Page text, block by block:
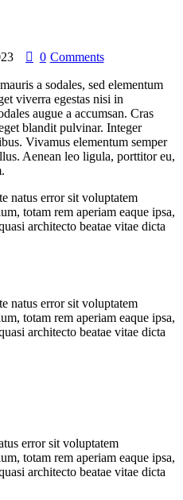
0 Comments
a sodales, sed elementum
viverra egestas nisi in
augue a accumsan. Cras
blandit pulvinar. Integer
Vivamus elementum semper
Aenean leo ligula, porttitor eu,
natus error sit voluptatem
totam rem aperiam eaque ipsa,
architecto beatae vitae dicta
natus error sit voluptatem
totam rem aperiam eaque ipsa,
architecto beatae vitae dicta
error sit voluptatem
totam rem aperiam eaque ipsa,
architecto beatae vitae dicta